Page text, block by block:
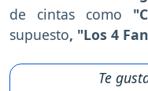
de cintas como
supuesto, "Los 4
Te